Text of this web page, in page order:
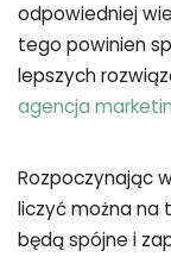
odpowiedniej
tego powinien
lepszych
agencja
Rozpoczynając
liczyć można na
będą spójne i